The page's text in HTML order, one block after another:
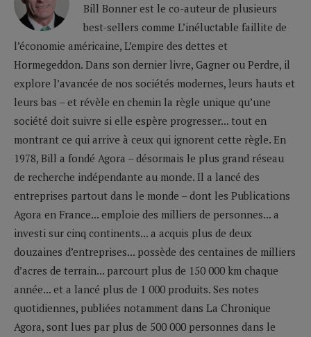
Bill Bonner est le co-auteur de plusieurs
best-sellers comme L’inéluctable faillite de
l’économie américaine, L’empire des dettes et
Hormegeddon. Dans son dernier livre, Gagner ou Perdre, il
explore l’avancée de nos sociétés modernes, leurs hauts et
leurs bas – et révèle en chemin la règle unique qu’une
société doit suivre si elle espère progresser... tout en
montrant ce qui arrive à ceux qui ignorent cette règle. En
1978, Bill a fondé Agora – désormais le plus grand réseau
de recherche indépendante au monde. Il a lancé des
entreprises partout dans le monde – dont les Publications
Agora en France... emploie des milliers de personnes... a
investi sur cinq continents... a acquis plus de deux
douzaines d’entreprises... possède des centaines de milliers
d’acres de terrain... parcourt plus de 150 000 km chaque
année... et a lancé plus de 1 000 produits. Ses notes
quotidiennes, publiées notamment dans La Chronique
Agora, sont lues par plus de 500 000 personnes dans le